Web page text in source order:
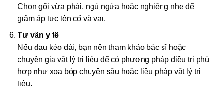
Chọn gối vừa phải, ngủ ngửa hoặc nghiêng nhẹ để
giảm áp lực lên cổ và vai.
Tư vấn y tế
Nếu đau kéo dài, bạn nên tham khảo bác sĩ hoặc
chuyên gia vật lý trị liệu để có phương pháp điều trị phù
hợp như xoa bóp chuyên sâu hoặc liệu pháp vật lý trị
liệu.